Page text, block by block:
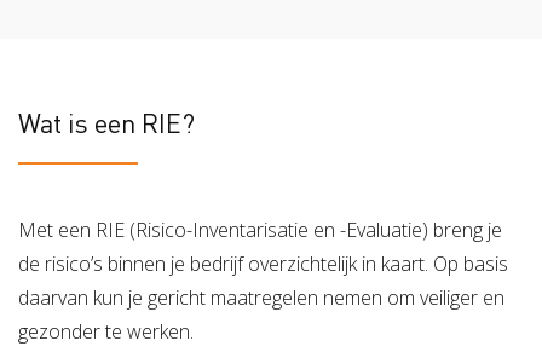
Wat is een RIE?
Met een RIE (Risico-Inventarisatie en -Evaluatie) breng je
de risico’s binnen je bedrijf overzichtelijk in kaart. Op basis
daarvan kun je gericht maatregelen nemen om veiliger en
gezonder te werken.